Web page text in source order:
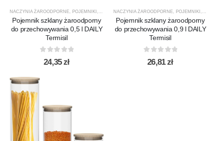
NACZYNIA ŻAROODPORNE, POJEMNIKI , POJEMNIKI,PRODUCENCI,PRODUKTY,TERMISIL
Pojemnik szklany żaroodporny
do przechowywania 0,5 l DAILY
Termisil
out of 5
24,35zł
NACZYNIA ŻAROODPORNE, POJEMNIKI ,
Pojemnik szklany żaroodporny
do przechowywania 0,9 l DAILY
Termisil
out of 5
26,81zł